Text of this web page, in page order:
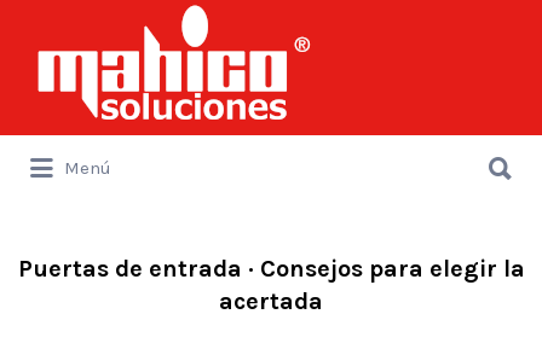
por:
Menú
por:
Puertas de entrada · Consejos para elegir la
acertada